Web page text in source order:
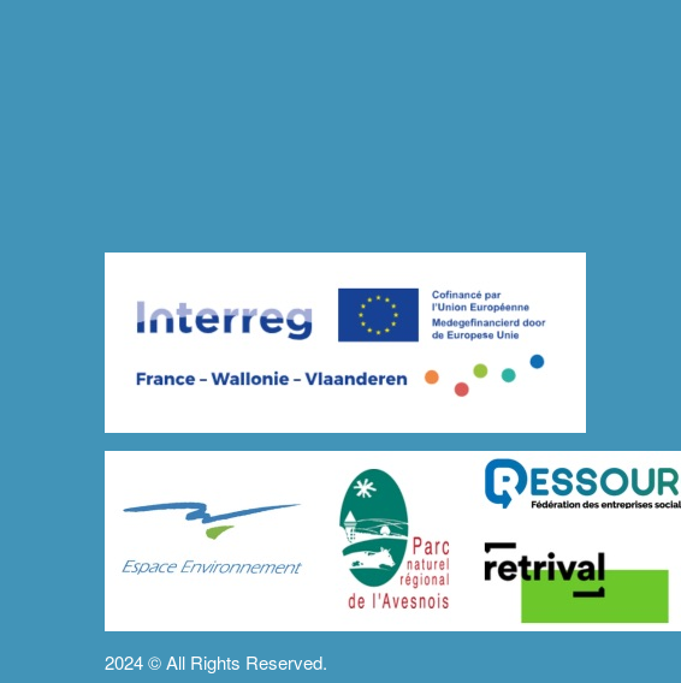
2024 ©All Rights Reserved.